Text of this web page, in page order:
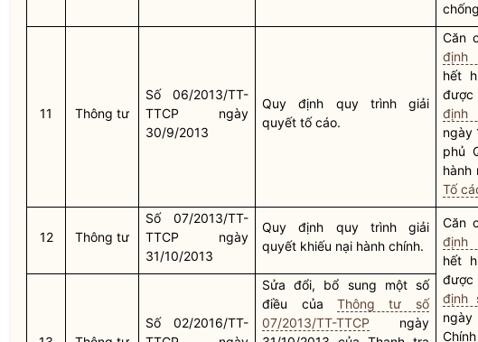
11 Thông tư
Số 06/2013/TT-
TTCP ngày
30/9/2013
Quy định quy trình giải
quyết tố cáo.
Căn
định
hết
được
định
ngày
phủ
hành
Tố
12 Thông tư
Số 07/2013/TT-
TTCP ngày
31/10/2013
Quy định quy trình giải
quyết khiếu nại hành chính.
Căn
định
hết
được
định
Số 02/2016/TT-
Sửa đổi, bổ sung một số
điều của Thông tư số
07/2013/TT-TTCP ngày